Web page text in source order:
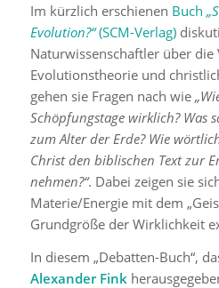
Im kürzlich erschienen Buch
Evolution?“(SCM-Verlag)
Naturwissenschaftler über die
Evolutionstheorie und
gehen sie Fragen nach wie
Schöpfungstage wirklich? Was
zum Alter der Erde? Wie
Christ den biblischen Text zur
nehmen?“. Dabei zeigen sie
Materie/Energie mit dem
Grundgröße der Wirklichkeit
In diesem „Debatten-Buch“,
Alexander Fink